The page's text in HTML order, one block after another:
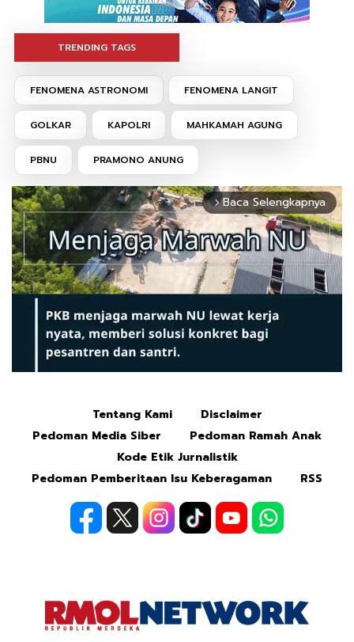
TRENDING TAGS
FENOMENA ASTRONOMI FENOMENA LANGIT
GOLKAR KAPOLRI MAHKAMAH AGUNG
PBNU PRAMONO ANUNG
arrow_forward_ios Baca Selengkapnya
Tentang Kami
Disclaimer
Pedoman Media Siber
Pedoman Ramah Anak
Kode Etik Jurnalistik
Pedoman Pemberitaan Isu Keberagaman
RSS